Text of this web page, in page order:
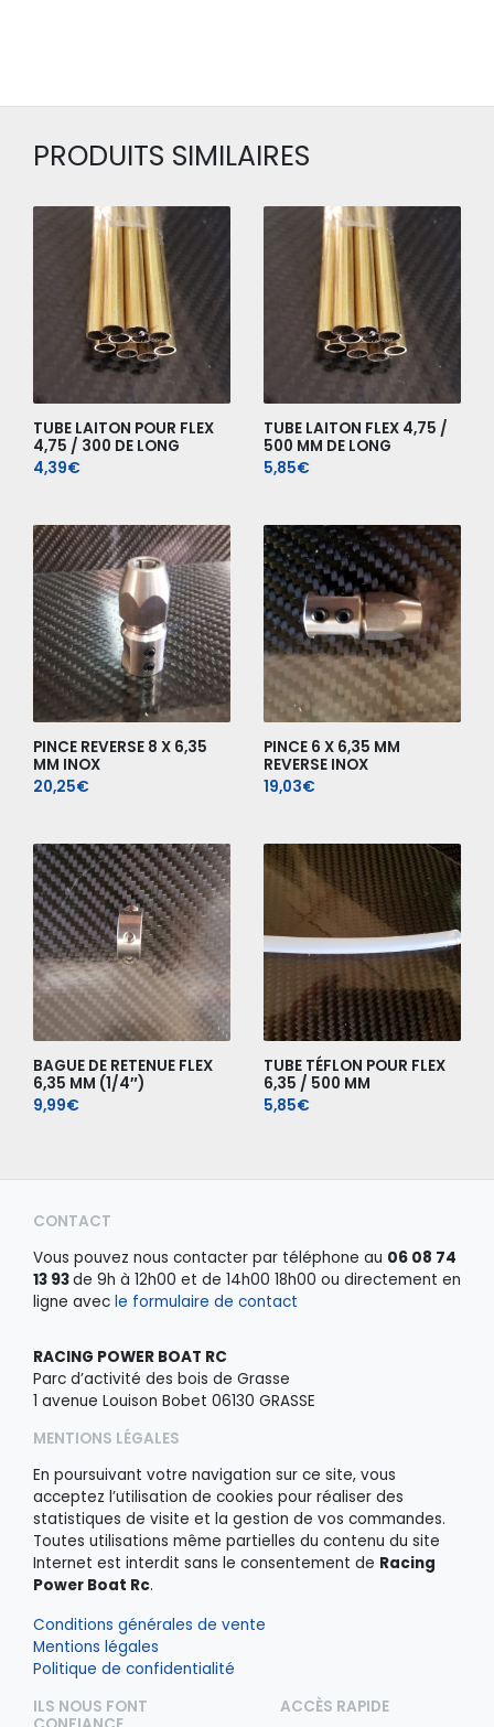
PRODUITS SIMILAIRES
TUBE LAITON POUR FLEX
4,75 / 300 DE LONG
4,39€
TUBE LAITON FLEX 4,75 /
500 MM DE LONG
5,85€
PINCE REVERSE 8 X 6,35
MM INOX
20,25€
PINCE 6 X 6,35 MM
REVERSE INOX
19,03€
BAGUE DE RETENUE FLEX
6,35 MM (1/4″)
9,99€
TUBE TÉFLON POUR FLEX
6,35 / 500 MM
5,85€
CONTACT
Vous pouvez nous contacter par téléphone au 06 08 74
13 93de 9h à 12h00 et de 14h00 18h00 ou directement en
ligne avec le formulaire de contact
RACING POWER BOAT RC
Parc d’activité des bois de Grasse
1 avenue Louison Bobet 06130 GRASSE
MENTIONS LÉGALES
En poursuivant votre navigation sur ce site, vous
acceptez l’utilisation de cookies pour réaliser des
statistiques de visite et la gestion de vos commandes.
Toutes utilisations même partielles du contenu du site
Internet est interdit sans le consentement de Racing
Power Boat Rc.
Conditions générales de vente
Mentions légales
Politique de confidentialité
ILS NOUS FONT
ACCÈS RAPIDE